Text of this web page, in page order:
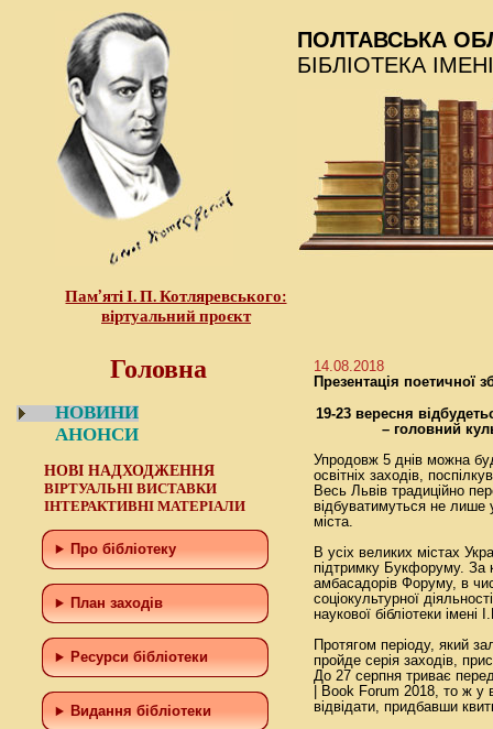
Пам’яті І. П. Котляревського:
віртуальний проєкт
ПОЛТАВСЬКА
БІБЛІОТЕКА
Головна
НОВИНИ
АНОНСИ
НОВІ НАДХОДЖЕННЯ
ВІРТУАЛЬНІ ВИСТАВКИ
ІНТЕРАКТИВНІ МАТЕРІАЛИ
Про бібліотеку
План заходів
Ресурси бібліотеки
Видання бібліотеки
14.08.2018
Презентація поетичної
19-23 вересня
– головний
Упродовж 5 днів можна
освітніх заходів,
Весь Львів традиційно
відбуватимуться не лише
міста.
В усіх великих містах
підтримку Букфоруму. За
амбасадорів Форуму, в
соціокультурної
наукової бібліотеки
Протягом періоду, який
пройде серія заходів,
До 27 серпня триває
| Book Forum 2018, то ж у
відвідати, придбавши